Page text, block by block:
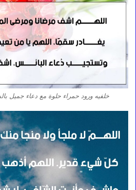
خلفيه ورود حمراء حلوة مع دعاء جميل